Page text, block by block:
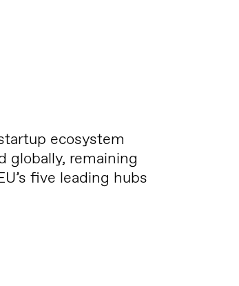
ecosystem
globally, remaining
five leading hubs